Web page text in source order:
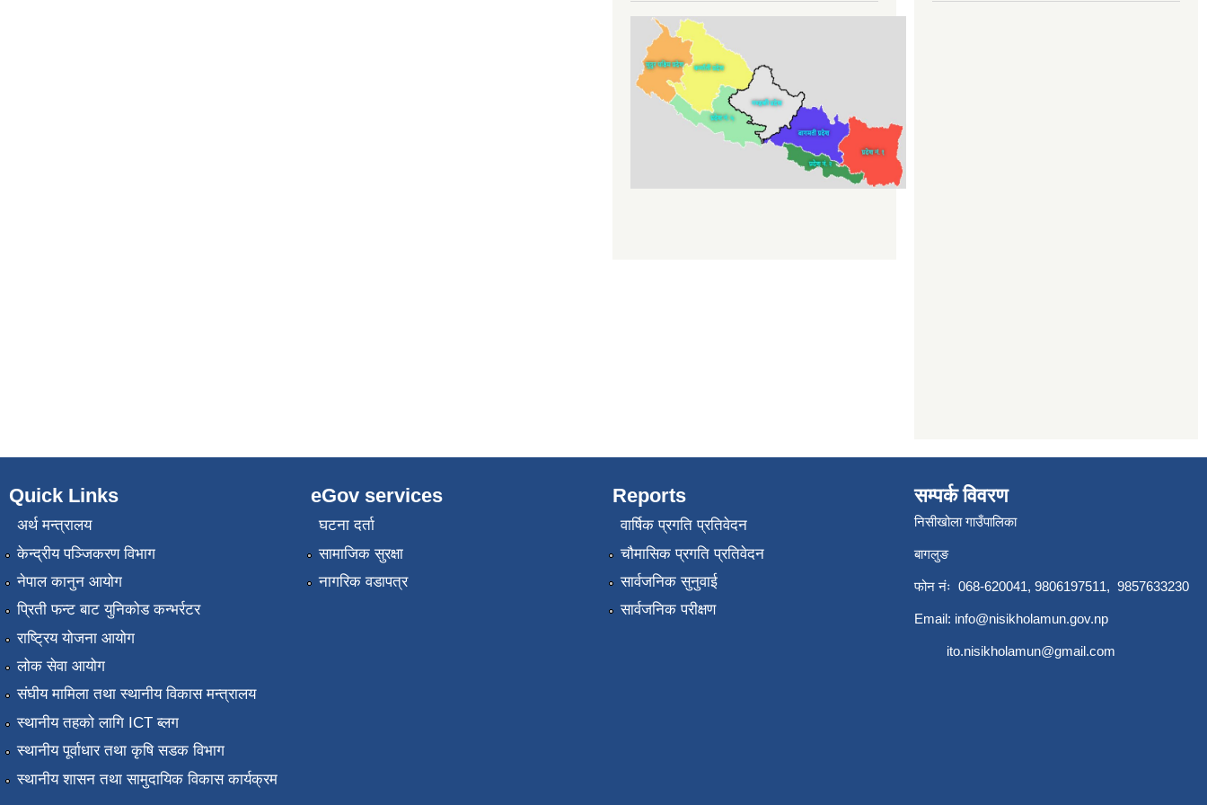
Quick Links
अर्थ मन्त्रालय
केन्द्रीय पञ्जिकरण विभाग
नेपाल कानुन आयोग
प्रिती फन्ट बाट युनिकोड कन्भर्रटर
राष्ट्रिय योजना आयोग
लोक सेवा आयोग
संघीय मामिला तथा स्थानीय विकास मन्त्रालय
स्थानीय तहको लागि ICT ब्लग
स्थानीय पूर्वाधार तथा कृषि सडक विभाग
स्थानीय शासन तथा सामुदायिक विकास कार्यक्रम
eGov services
घटना दर्ता
सामाजिक सुरक्षा
नागरिक वडापत्र
Reports
वार्षिक प्रगति प्रतिवेदन
चौमासिक प्रगति प्रतिवेदन
सार्वजनिक सुनुवाई
सार्वजनिक परीक्षण
सम्पर्क विवरण
निसीखोला गाउँपालिका
बागलुङ
फोन नंः 068-620041, 9806197511, 9857633230
Email: info@nisikholamun.gov.np
ito.nisikholamun@gmail.com